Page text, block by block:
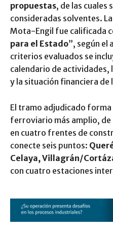
propuestas, de las cuales
consideradas solventes.
Mota-Engil fue calificada
para el Estado”, según el
criterios evaluados se
calendario de actividades,
y la situación financiera
El tramo adjudicado
ferroviario más amplio, de
en cuatro frentes de
conecte seis puntos:
Celaya, Villagrán/
con cuatro estaciones